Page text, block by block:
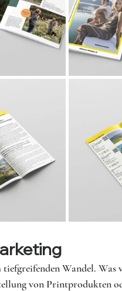
Wandel. Was
von Printprodukten